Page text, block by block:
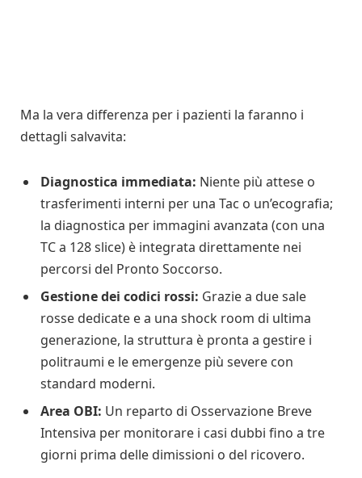
Ma la vera differenza per i pazienti la faranno i
dettagli salvavita:
Diagnostica immediata: Niente più attese o
trasferimenti interni per una Tac o un’ecografia;
la diagnostica per immagini avanzata (con una
TC a 128 slice) è integrata direttamente nei
percorsi del Pronto Soccorso.
Gestione dei codici rossi: Grazie a due sale
rosse dedicate e a una shock room di ultima
generazione, la struttura è pronta a gestire i
politraumi e le emergenze più severe con
standard moderni.
Area OBI: Un reparto di Osservazione Breve
Intensiva per monitorare i casi dubbi fino a tre
giorni prima delle dimissioni o del ricovero.